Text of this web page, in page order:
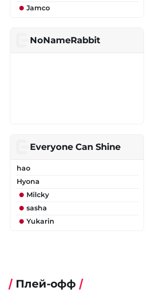
Jamco
NoNameRabbit
Everyone Can Shine
hao
Hyona
Milcky
sasha
Yukarin
Плей-офф